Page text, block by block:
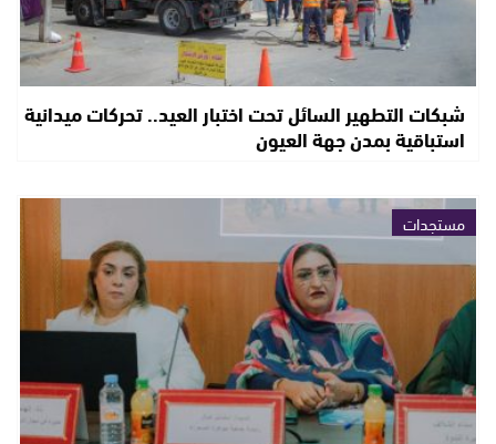
شبكات التطهير السائل تحت اختبار العيد.. تحركات ميدانية
استباقية بمدن جهة العيون
مستجدات